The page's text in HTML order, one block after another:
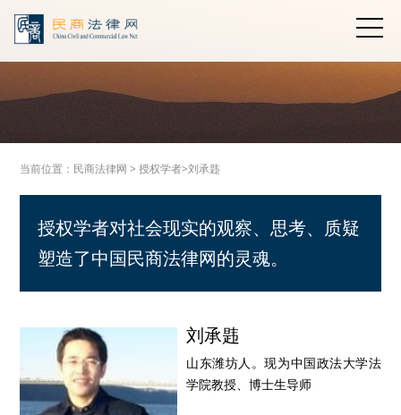
当前位置： 民商法律网 >授权学者>刘承韪
授权学者对社会现实的观察、思考、质疑
塑造了中国民商法律网的灵魂。
刘承韪
山东潍坊人。现为中国政法大学法
学院教授、博士生导师